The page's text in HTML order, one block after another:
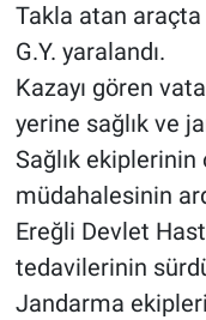
Takla atan araçta
G.Y. yaralandı.
Kazayı gören
yerine sağlık ve
Sağlık
müdahalesinin
Ereğli Devlet
tedavilerinin
Jandarma